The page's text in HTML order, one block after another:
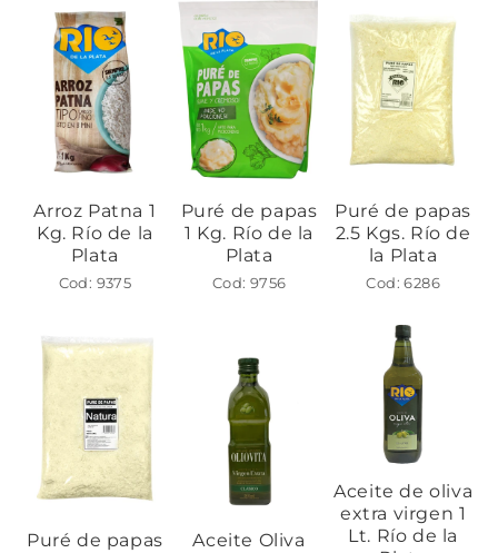
Arroz Patna 1
Kg. Río de la
Plata
Cod: 9375
Puré de papas
1 Kg. Río de la
Plata
Cod: 9756
Puré de papas
2.5 Kgs. Río de
la Plata
Cod: 6286
Puré de papas
Aceite Oliva
Aceite de oliva
extra virgen 1
Lt. Río de la